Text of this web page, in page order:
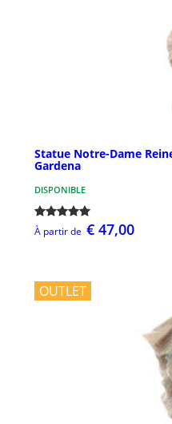
Statue Notre-Dame
Gardena
DISPONIBLE
À partir de € 47,00
OUTLET